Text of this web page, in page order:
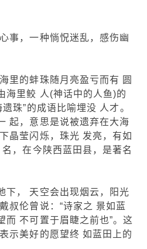
事，一种惝怳迷乱，感伤幽
里的蚌珠随月亮盈亏而有 圆
海里鲛 人(神话中的人鱼)的
珠”的成语比喻埋没 人才。
起，意思是说被遗弃在大海
晶莹闪烁，珠光 发亮，有如
，在今陕西蓝田县，是著名
下， 天空会出现烟云，阳光
叔伦曾说：“诗家之 景如蓝
而 不可置于眉睫之前也”。这
示美好的愿望终 如蓝田上的